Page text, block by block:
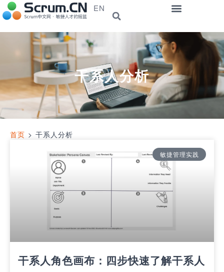
EN
干系人分析
首页 > 干系人分析
敏捷管理实践
干系人角色画布：四步快速了解干系人